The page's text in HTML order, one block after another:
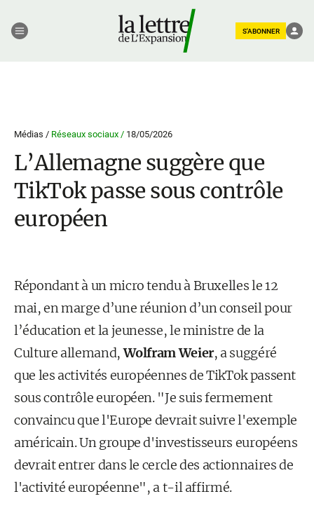
S'ABONNER
Médias / Réseaux sociaux / 18/05/2026
L’Allemagne suggère que
TikTok passe sous contrôle
européen
Répondant à un micro tendu à Bruxelles le 12
mai, en marge d’une réunion d’un conseil pour
l’éducation et la jeunesse, le ministre de la
Culture allemand,Wolfram Weier, a suggéré
que les activités européennes de TikTok passent
sous contrôle européen. "Je suis fermement
convaincu que l'Europe devrait suivre l'exemple
américain. Un groupe d'investisseurs européens
devrait entrer dans le cercle des actionnaires de
l'activité européenne", a t-il affirmé.